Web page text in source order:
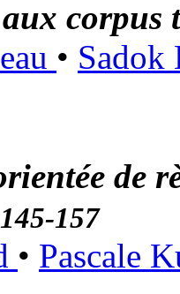
corpus
• Sadok
de
145-157
• Pascale